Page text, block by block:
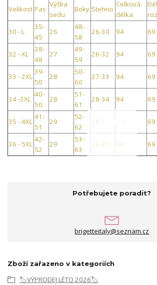
Velikost Pas
Výška
sedu
Boky Stehno
Celková
délka
30 - L
35-
45
26
48-
58
26-30 94 69
32 - XL
38-
48
27
49-
59
26-32 94 69
33 - 2XL
39-
50
28
50-
60
27-33 94 69
34 -3XL
40-
50
28
51-
61
28-34 94 69
35 - 4XL
41-
51
29
52-
62
29-34 94 69
36 - 5XL
42-
52
29
53-
63
29-35 94 69
Potřebujete poradit?
brigetteitaly@seznam.cz
Zboží zařazeno v kategoriích
🏷️VÝPRODEJ LÉTO 2026🏷️